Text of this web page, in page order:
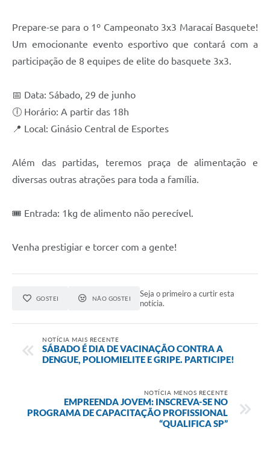
Prepare-se para o 1º Campeonato 3x3 Maracaí Basquete!
Um emocionante evento esportivo que contará com a
participação de 8 equipes de elite do basquete 3x3.
📅 Data: Sábado, 29 de junho
🕕 Horário: A partir das 18h
📍 Local: Ginásio Central de Esportes
Além das partidas, teremos praça de alimentação e
diversas outras atrações para toda a família.
🎟 Entrada: 1kg de alimento não perecível.
Venha prestigiar e torcer com a gente!
GOSTEI NÃO GOSTEI
Seja o primeiro a curtir esta
notícia.
NOTÍCIA MAIS RECENTE
SÁBADO É DIA DE VACINAÇÃO CONTRA A
DENGUE, POLIOMIELITE E GRIPE. PARTICIPE!
NOTÍCIA MENOS RECENTE
EMPREENDA JOVEM: INSCREVA-SE NO
PROGRAMA DE CAPACITAÇÃO PROFISSIONAL
“QUALIFICA SP”